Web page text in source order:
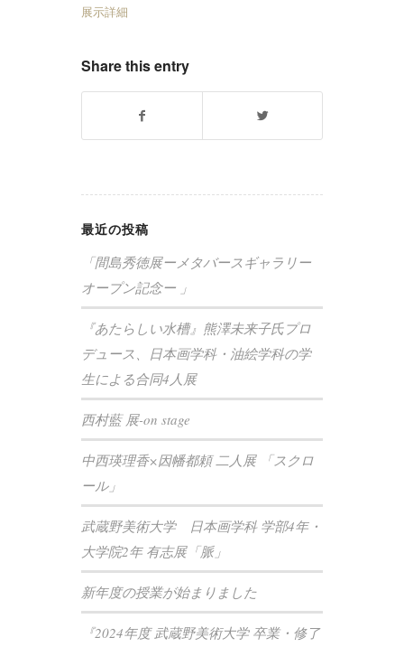
展示詳細
Share this entry
最近の投稿
「間島秀徳展ーメタバースギャラリー
オープン記念ー 」
『あたらしい水槽』熊澤未来子氏プロ
デュース、日本画学科・油絵学科の学
生による合同4人展
西村藍 展-on stage
中西瑛理香×因幡都頼 二人展 「スクロ
ール」
武蔵野美術大学 日本画学科 学部4年・
大学院2年 有志展「脈」
新年度の授業が始まりました
『2024年度 武蔵野美術大学 卒業・修了